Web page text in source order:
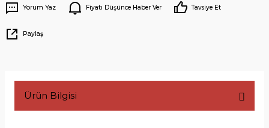
Yorum Yaz Fiyatı Düşünce Haber Ver Tavsiye Et
Paylaş
Ürün Bilgisi